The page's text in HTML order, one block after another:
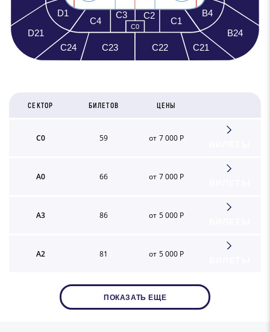
B4
C1
C2
C3
C4
D1
C0
B24
C21
C22
C23
C24
D21
СЕКТОР БИЛЕТОВ ЦЕНЫ
C0 59 от 7 000 Р
A0 66 от 7 000 Р
A3 86 от 5 000 Р
A2 81 от 5 000 Р
ПОКАЗАТЬ ЕЩЕ